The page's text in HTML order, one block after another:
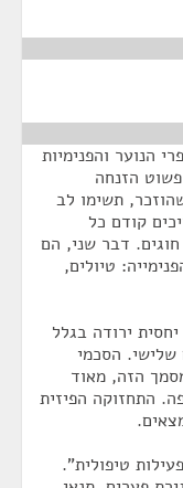
הנוער והפנימיות
הזנחה
תשימו לב
קודם כל
דבר שני, הם
טיולים,
ירודה בגלל
שלישי. הסכמי
הזה, מאוד
התחזוקה הפיזית
טיפולית".